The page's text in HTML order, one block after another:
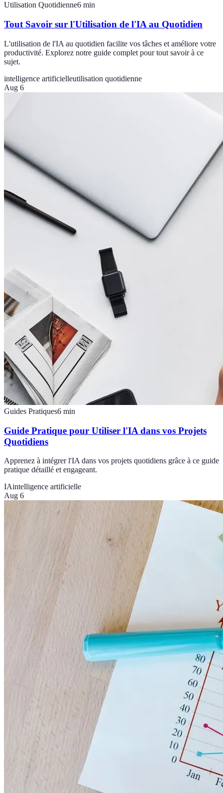
Utilisation Quotidienne6 min
Tout Savoir sur l'Utilisation de l'IA au Quotidien
L'utilisation de l'IA au quotidien facilite vos tâches et améliore votre
productivité. Explorez notre guide complet pour tout savoir à ce
sujet.
intelligence artificielleutilisation quotidienne
Aug 6
Guides Pratiques6 min
Guide Pratique pour Utiliser l'IA dans vos Projets
Quotidiens
Apprenez à intégrer l'IA dans vos projets quotidiens grâce à ce guide
pratique détaillé et engageant.
IAintelligence artificielle
Aug 6